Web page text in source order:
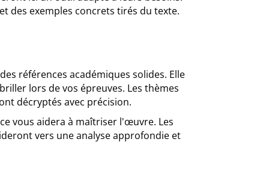
des exemples concrets tirés du texte.
références académiques solides. Elle
lors de vos épreuves. Les thèmes
décryptés avec précision.
vous aidera à maîtriser l'œuvre. Les
vers une analyse approfondie et